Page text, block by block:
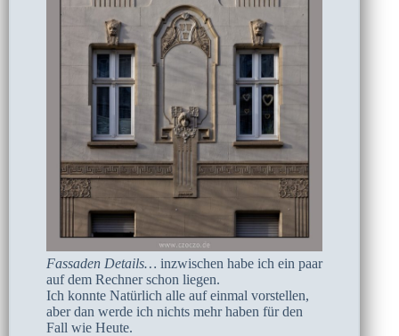
Fassaden Details… inzwischen habe ich ein paar
auf dem Rechner schon liegen.
Ich konnte Natürlich alle auf einmal vorstellen,
aber dan werde ich nichts mehr haben für den
Fall wie Heute.